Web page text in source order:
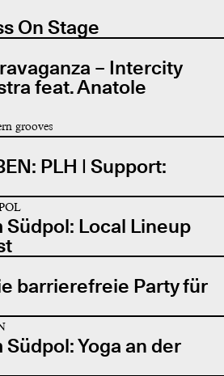
On Stage
– Intercity
feat. Anatole
grooves
PLH | Support:
Südpol: Local Lineup
barrierefreie Party für
Yoga an der